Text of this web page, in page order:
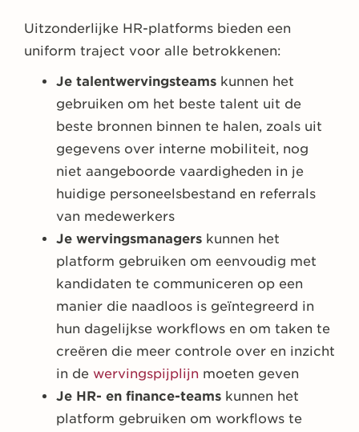
Uitzonderlijke HR-platforms bieden een
uniform traject voor alle betrokkenen:
Je talentwervingsteams kunnen het
gebruiken om het beste talent uit de
beste bronnen binnen te halen, zoals uit
gegevens over interne mobiliteit, nog
niet aangeboorde vaardigheden in je
huidige personeelsbestand en referrals
van medewerkers
Je wervingsmanagers kunnen het
platform gebruiken om eenvoudig met
kandidaten te communiceren op een
manier die naadloos is geïntegreerd in
hun dagelijkse workflows en om taken te
creëren die meer controle over en inzicht
in de wervingspijplijn moeten geven
Je HR- en finance-teams kunnen het
platform gebruiken om workflows te